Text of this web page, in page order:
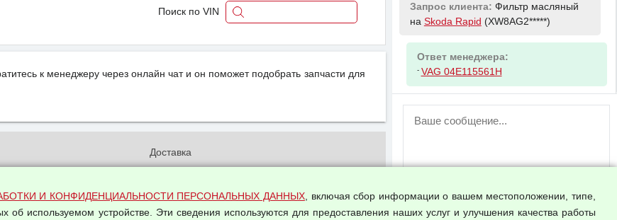
Поиск по VIN
к менеджеру через онлайн чат и он поможет подобрать запчасти для
персональных
Доставка
Оплата и возвраты
Арендодателям
И КОНФИДЕНЦИАЛЬНОСТИ ПЕРСОНАЛЬНЫХ ДАННЫХ, включая сбор информации о вашем местоположении, типе,
используемом устройстве. Эти сведения используются для предоставления наших услуг и улучшения качества работы
Запрос клиента: Фильтр масляный
на Skoda Rapid (XW8AG2*****)
Ответ менеджера:
- VAG 04E115561H
ВНИМАНИЕ!
пользователей временно отключена!
аккаунт.